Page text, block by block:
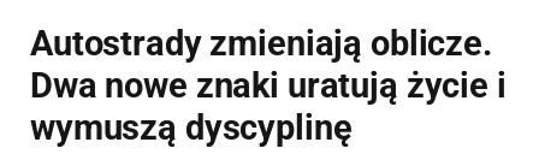
Autostrady zmieniają oblicze.
Dwa nowe znaki uratują życie i
wymuszą dyscyplinę